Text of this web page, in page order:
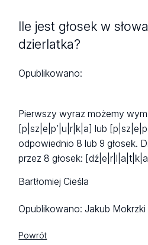
Ile jest głosek w
dzierlatka?
Opublikowano:
Pierwszy wyraz możemy
[p|sz|e|p’|u|r|k|a] lub
odpowiednio 8 lub 9 głosek.
przez 8 głosek:
Bartłomiej Cieśla
Opublikowano:Jakub Mokrzki
Powrót